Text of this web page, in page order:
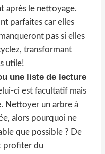
après le nettoyage.
parfaites car elles
pas si elles
transformant
utile!
une liste de lecture
ci est facultatif mais
Nettoyer un arbre à
alors pourquoi ne
que possible ? De
profiter du